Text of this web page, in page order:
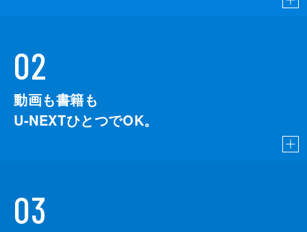
02
動画も書籍も
U-NEXTひとつでOK。
03